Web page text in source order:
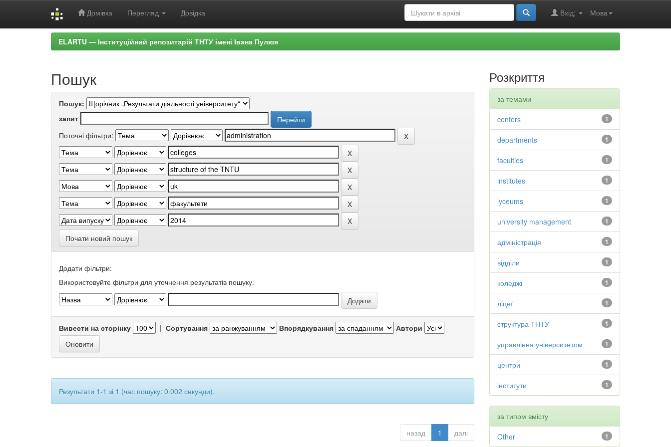
Домівка Перегляд Довідка Мова
Вхід:
ELARTU — Інституційний репозитарій ТНТУ імені Івана Пулюя
Пошук
Пошук:
запит
Поточні фільтри:
Почати новий пошук
Додати фільтри:
Використовуйте фільтри для уточнення результатів пошуку.
Вивести на сторінку | Сортування Впорядкування Автори
Результати 1-1 зі 1 (час пошуку: 0.002 секунди).
назад 1 далі
Розкриття
за темами
1
centers
1
departments
1
faculties
1
institutes
1
lyceums
1
university management
1
адміністрація
1
відділи
1
коледжі
1
ліцеї
1
структура ТНТУ
1
управління університетом
1
центри
1
інститути
за типом вмісту
1
Other